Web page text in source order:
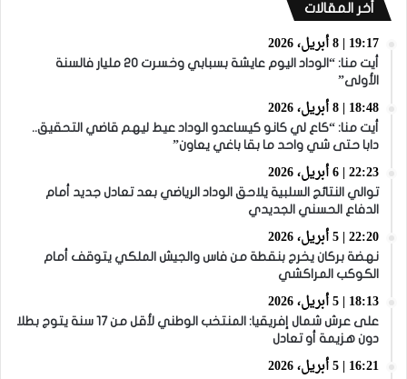
أخر المقالات
19:17 | 8 أبريل، 2026
أيت منا: “الوداد اليوم عايشة بسبابي وخسرت 20 مليار فالسنة
الأولى”
18:48 | 8 أبريل، 2026
أيت منا: “كاع لي كانو كيساعدو الوداد عيط ليهم قاضي التحقيق..
دابا حتى شي واحد ما بقا باغي يعاون”
22:23 | 6 أبريل، 2026
توالي النتائج السلبية يلاحق الوداد الرياضي بعد تعادل جديد أمام
الدفاع الحسني الجديدي
22:20 | 5 أبريل، 2026
نهضة بركان يخرج بنقطة من فاس والجيش الملكي يتوقف أمام
الكوكب المراكشي
18:13 | 5 أبريل، 2026
على عرش شمال إفريقيا: المنتخب الوطني لأقل من 17 سنة يتوج بطلا
دون هزيمة أو تعادل
16:21 | 5 أبريل، 2026